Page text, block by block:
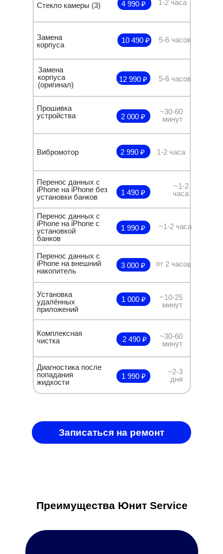
5-6 часов
5-6 часов
Стекло камеры (3) 4 990 ₽
Прошивка
устройства
Замена
корпуса
(оригинал)
Замена
корпуса
1 000 ₽
3 000 ₽
1 990 ₽
1 490 ₽
2 990 ₽
2 000 ₽
10 490 ₽
12 990 ₽
~30-60
минут
Диагностика после
попадания
жидкости
~2-3
дня
2 490 ₽
Комплексная
чистка
1 990 ₽
~30-60
минут
Установка
удалённых
приложений
~10-25
минут
Перенос данных с
iPhone на внешний
накопитель
1-2 часа
Перенос данных с
iPhone на iPhone с
установкой
банков
~1-2 часа
Перенос данных с
iPhone на iPhone без
установки банков
~1-2
часа
Вибромотор 1-2 часа
от 2 часов
Записаться на ремонт
Преимущества Юнит Service